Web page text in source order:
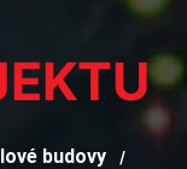
budovy /